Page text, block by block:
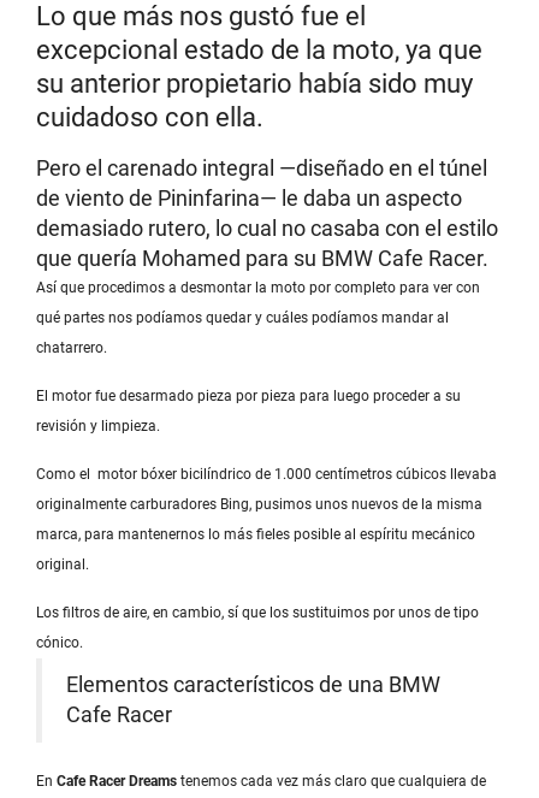
Lo que más nos gustó fue el
excepcional estado de la moto, ya que
su anterior propietario había sido muy
cuidadoso con ella.
Pero el carenado integral —diseñado en el túnel
de viento de Pininfarina— le daba un aspecto
demasiado rutero, lo cual no casaba con el estilo
que quería Mohamed para su BMW Cafe Racer.
Así que procedimos a desmontar la moto por completo para ver con
qué partes nos podíamos quedar y cuáles podíamos mandar al
chatarrero.
El motor fue desarmado pieza por pieza para luego proceder a su
revisión y limpieza.
Como el motor bóxer bicilíndrico de 1.000 centímetros cúbicos llevaba
originalmente carburadores Bing, pusimos unos nuevos de la misma
marca, para mantenernos lo más fieles posible al espíritu mecánico
original.
Los filtros de aire, en cambio, sí que los sustituimos por unos de tipo
cónico.
Elementos característicos de una BMW
Cafe Racer
En Cafe Racer Dreams tenemos cada vez más claro que cualquiera de